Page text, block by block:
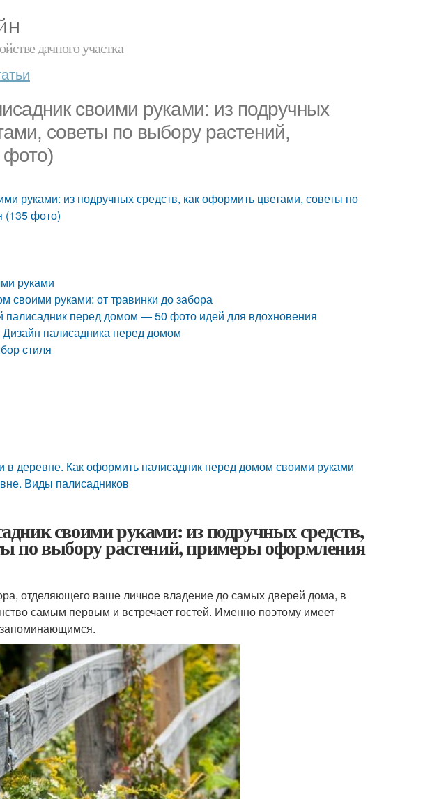
дачного участка
своими руками: из подручных
советы по выбору растений,
руками: из подручных средств, как оформить цветами, советы по
(135 фото)
руками
своими руками: от травинки до забора
палисадник перед домом — 50 фото идей для вдохновения
палисадника перед домом
стиля
деревне. Как оформить палисадник перед домом своими руками
Виды палисадников
своими руками: из подручных средств,
по выбору растений, примеры оформления
отделяющего ваше личное владение до самых дверей дома, в
самым первым и встречает гостей. Именно поэтому имеет